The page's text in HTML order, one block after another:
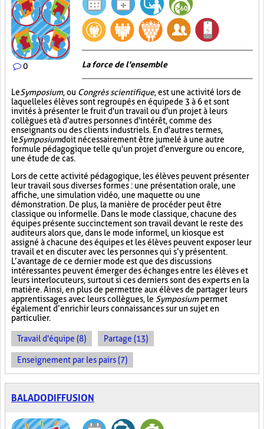
0 La force de l'ensemble
LeSymposium, ou Congrès scientifique, est une activité lors de
laquelle les élèves sont regroupés en équipe de 3 à 6 et sont
invités à présenter le fruit d'un travail ou d'un projet à leurs
collègues et à d'autres personnes d'intérêt, comme des
enseignants ou des clients industriels. En d'autres termes,
leSymposiumdoit nécessairement être jumelé à une autre
formule pédagogique telle qu'un projet d'envergure ou encore,
une étude de cas.
Lors de cette activité pédagogique, les élèves peuvent présenter
leur travail sous diverses formes : une présentation orale, une
affiche, une simulation vidéo, une maquette ou une
démonstration. De plus, la manière de procéder peut être
classique ou informelle. Dans le mode classique, chacune des
équipes présente succinctement son travail devant le reste des
auditeurs alors que, dans le mode informel, un kiosque est
assigné à chacune des équipes et les élèves peuvent exposer leur
travail et en discuter avec les personnes qui s’y présentent.
L’avantage de ce dernier mode est que des discussions
intéressantes peuvent émerger des échanges entre les élèves et
leurs interlocuteurs, surtout si ces derniers sont des experts en la
matière. Ainsi, en plus de permettre aux élèves de partager leurs
apprentissages avec leurs collègues, le Symposiumpermet
également d’enrichir leurs connaissances sur un sujet en
particulier.
Travail d'équipe (8) Partage (13)
Enseignement par les pairs (7)
BALADODIFFUSION